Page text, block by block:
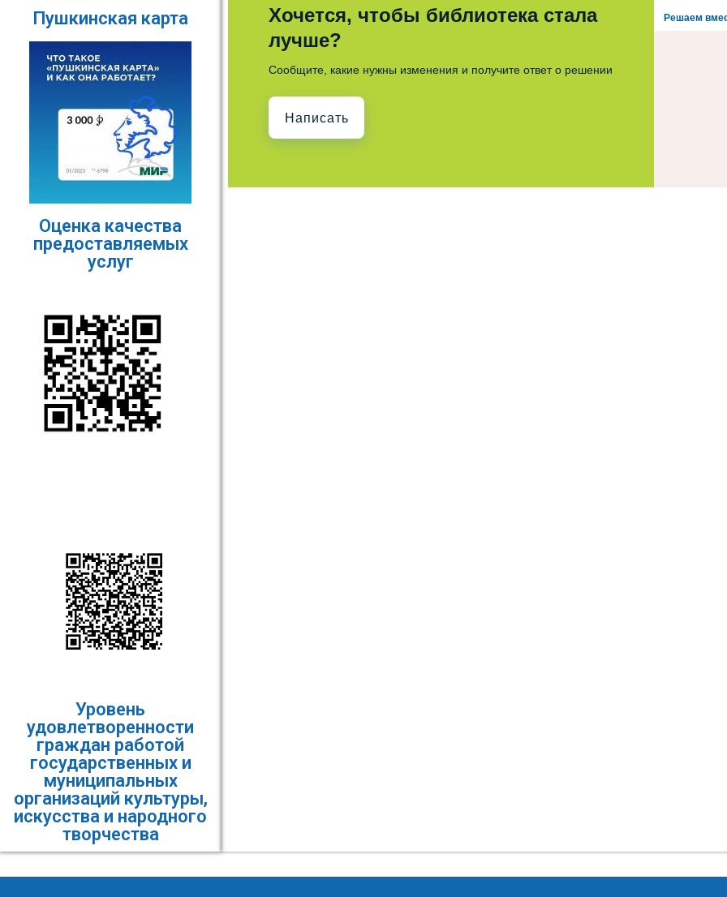
Пушкинская карта
Оценка качества
предоставляемых
услуг
Уровень
удовлетворенности
граждан работой
государственных и
муниципальных
организаций культуры,
искусства и народного
творчества
Решаем
Хочется, чтобы библиотека стала
лучше?
Сообщите, какие нужны изменения и получите ответ о решении
Написать